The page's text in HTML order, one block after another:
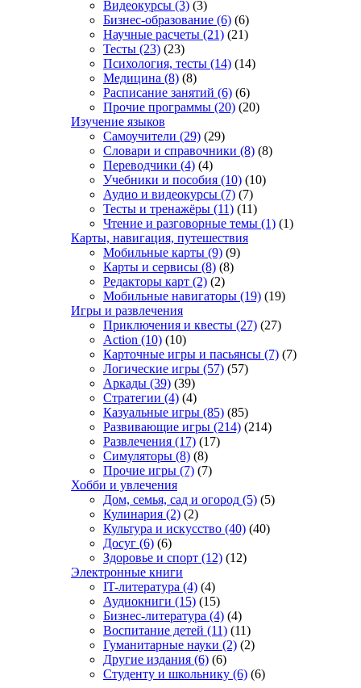
Видеокурсы (3) (3)
Бизнес-образование (6) (6)
Научные расчеты (21) (21)
Тесты (23) (23)
Психология, тесты (14) (14)
Медицина (8) (8)
Расписание занятий (6) (6)
Прочие программы (20) (20)
Изучение языков
Самоучители (29) (29)
Словари и справочники (8) (8)
Переводчики (4) (4)
Учебники и пособия (10) (10)
Аудио и видеокурсы (7) (7)
Тесты и тренажёры (11) (11)
Чтение и разговорные темы (1) (1)
Карты, навигация, путешествия
Мобильные карты (9) (9)
Карты и сервисы (8) (8)
Редакторы карт (2) (2)
Мобильные навигаторы (19) (19)
Игры и развлечения
Приключения и квесты (27) (27)
Action (10) (10)
Карточные игры и пасьянсы (7) (7)
Логические игры (57) (57)
Аркады (39) (39)
Стратегии (4) (4)
Казуальные игры (85) (85)
Развивающие игры (214) (214)
Развлечения (17) (17)
Симуляторы (8) (8)
Прочие игры (7) (7)
Хобби и увлечения
Дом, семья, сад и огород (5) (5)
Кулинария (2) (2)
Культура и искусство (40) (40)
Досуг (6) (6)
Здоровье и спорт (12) (12)
Электронные книги
IT-литература (4) (4)
Аудиокниги (15) (15)
Бизнес-литература (4) (4)
Воспитание детей (11) (11)
Гуманитарные науки (2) (2)
Другие издания (6) (6)
Студенту и школьнику (6) (6)